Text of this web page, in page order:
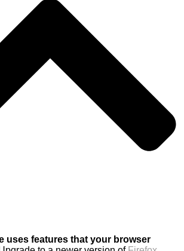
uses features that your browser